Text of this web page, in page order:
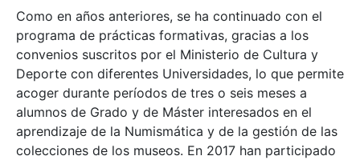
Como en años anteriores, se ha continuado con el
programa de prácticas formativas, gracias a los
convenios suscritos por el Ministerio de Cultura y
Deporte con diferentes Universidades, lo que permite
acoger durante períodos de tres o seis meses a
alumnos de Grado y de Máster interesados en el
aprendizaje de la Numismática y de la gestión de las
colecciones de los museos. En 2017 han participado